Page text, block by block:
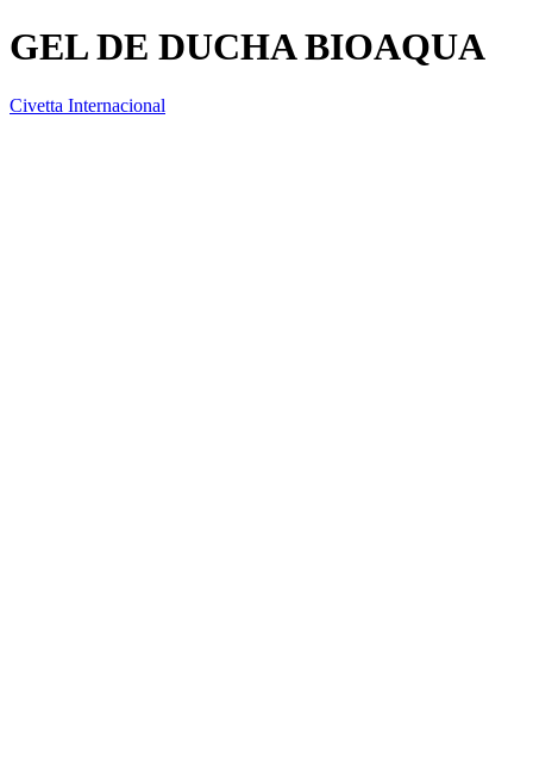
GEL DE DUCHA BIOAQUA
Civetta Internacional